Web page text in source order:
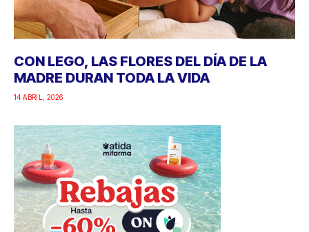
CON LEGO, LAS FLORES DEL DÍA DE LA
MADRE DURAN TODA LA VIDA
14 ABRIL, 2026